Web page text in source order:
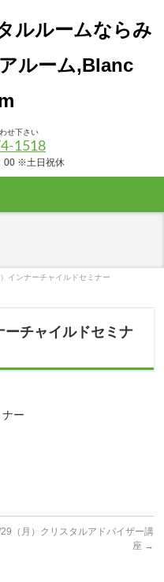
ルルームならみ
ルーム,Blanc
せ下さい
1518
00 ※土日祝休
インナーチャイルドセミナー
チャイルドセミナ
ー
（月）クリスタルアドバイザー講
座 →